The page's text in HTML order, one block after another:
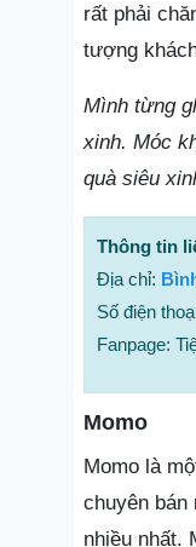
rất phải
tượng
Mình từng
xinh. Móc
quà siêu
Thông tin
Địa chỉ:
Số điện
Fanpage:
Momo
Momo là
chuyên bán
nhiều nhất.